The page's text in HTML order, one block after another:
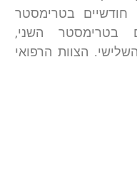
חודשיים בטרימסטר
בטרימסטר השני,
הצוות הרפואי